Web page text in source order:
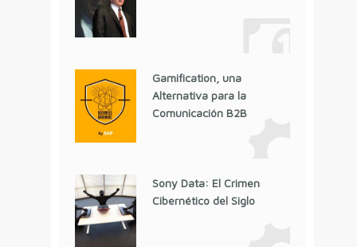
Gamification, una
Alternativa para la
Comunicación B2B
Sony Data: El Crimen
Cibernético del Siglo